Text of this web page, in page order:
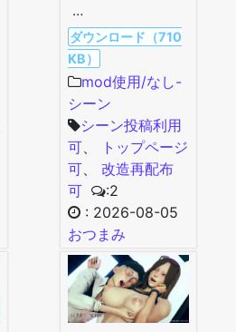
…
ダウンロード（710
KB）
mod使用/なし-
シーン
シーン投稿利用
可、
トップページ
可、 改造再配布
可
:2
: 2026-08-05
おつまみ